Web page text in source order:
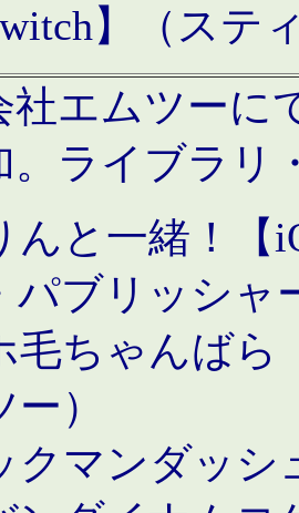
】（ステ
社エムツーに
。ライブラリ
んと一緒！【
パブリッシャ
毛ちゃんばら
）
クマンダッシ